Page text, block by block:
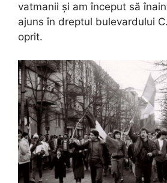
vatmanii și am început să
ajuns în dreptul bulevardului
oprit.